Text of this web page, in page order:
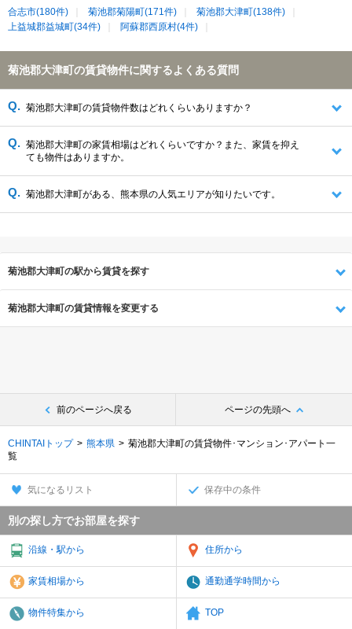
合志市(180件) 菊池郡菊陽町(171件)
菊池郡大津町(138件)
上益城郡益城町(34件)
阿蘇郡西原村(4件)
菊池郡大津町の賃貸物件に関するよくある質問
菊池郡大津町の賃貸物件数はどれくらいありますか？
菊池郡大津町の家賃相場はどれくらいですか？また、家賃を抑え
ても物件はありますか。
菊池郡大津町がある、熊本県の人気エリアが知りたいです。
菊池郡大津町の駅から賃貸を探す
菊池郡大津町の賃貸情報を変更する
前のページへ戻る ページの先頭へ
CHINTAIトップ 熊本県
菊池郡大津町の賃貸物件･マンション･アパート一
覧
気になるリスト 保存中の条件
別の探し方でお部屋を探す
沿線・駅から 住所から
家賃相場から 通勤通学時間から
物件特集から TOP